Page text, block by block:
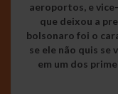
aeroportos, e
que deixou a
bolsonaro foi o
se ele não quis se
em um dos